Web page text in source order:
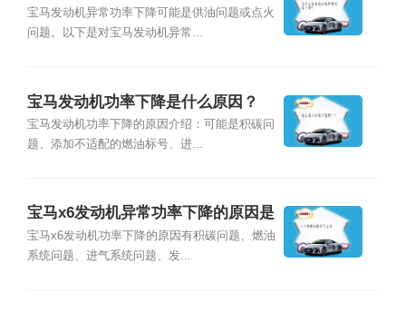
宝马发动机异常功率下降可能是供油问题或点火
问题。以下是对宝马发动机异常...
宝马发动机功率下降是什么原因？
宝马发动机功率下降的原因介绍：可能是积碳问
题、添加不适配的燃油标号、进...
宝马x6发动机异常功率下降的原因是
什么？
宝马x6发动机功率下降的原因有积碳问题、燃油
系统问题、进气系统问题、发...